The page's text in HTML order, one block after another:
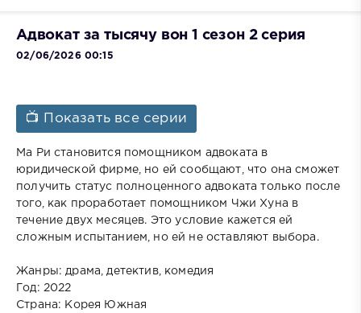
Адвокат за тысячу вон 1 сезон 2 серия
02/06/2026 00:15
📺 Показать все серии
Ма Ри становится помощником адвоката в
юридической фирме, но ей сообщают, что она сможет
получить статус полноценного адвоката только после
того, как проработает помощником Чжи Хуна в
течение двух месяцев. Это условие кажется ей
сложным испытанием, но ей не оставляют выбора.
Жанры: драма, детектив, комедия
Год: 2022
Страна: Корея Южная